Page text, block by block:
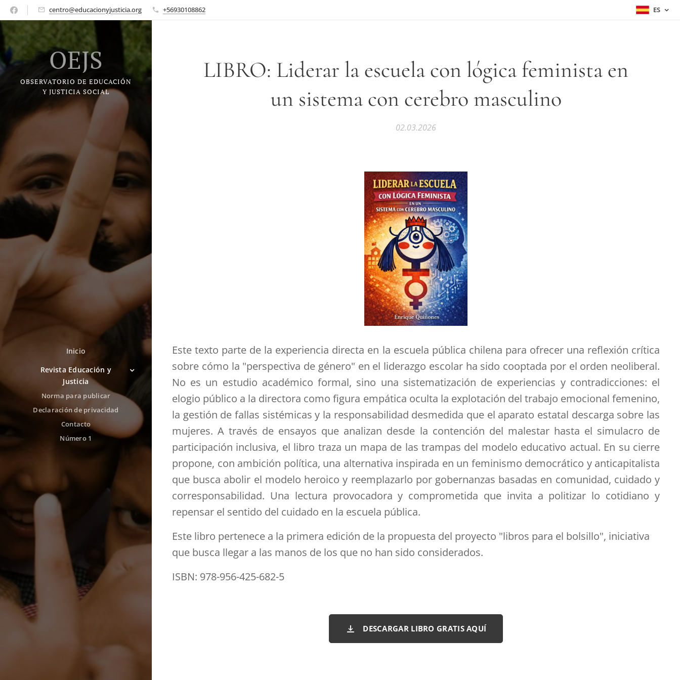
centro@educacionyjusticia.org +56930108862 ES
OEJS
OBSERVATORIO DE EDUCACIÓN
Y JUSTICIA SOCIAL
Inicio
Revista Educación y
Justicia
Norma para publicar
Declaración de privacidad
Contacto
Número 1
LIBRO: Liderar la escuela con lógica feminista en
un sistema con cerebro masculino
02.03.2026
Este texto parte de la experiencia directa en la escuela pública chilena para ofrecer una reflexión crítica
sobre cómo la "perspectiva de género" en el liderazgo escolar ha sido cooptada por el orden neoliberal.
No es un estudio académico formal, sino una sistematización de experiencias y contradicciones: el
elogio público a la directora como figura empática oculta la explotación del trabajo emocional femenino,
la gestión de fallas sistémicas y la responsabilidad desmedida que el aparato estatal descarga sobre las
mujeres. A través de ensayos que analizan desde la contención del malestar hasta el simulacro de
participación inclusiva, el libro traza un mapa de las trampas del modelo educativo actual. En su cierre
propone, con ambición política, una alternativa inspirada en un feminismo democrático y anticapitalista
que busca abolir el modelo heroico y reemplazarlo por gobernanzas basadas en comunidad, cuidado y
corresponsabilidad. Una lectura provocadora y comprometida que invita a politizar lo cotidiano y
repensar el sentido del cuidado en la escuela pública.
Este libro pertenece a la primera edición de la propuesta del proyecto "libros para el bolsillo", iniciativa
que busca llegar a las manos de los que no han sido considerados.
ISBN: 978-956-425-682-5
DESCARGAR LIBRO GRATIS AQUÍ